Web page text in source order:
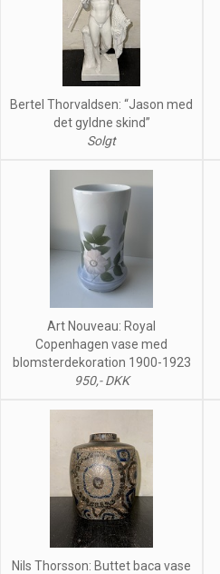
Bertel Thorvaldsen: “Jason med
det gyldne skind”
Solgt
Art Nouveau: Royal
Copenhagen vase med
blomsterdekoration 1900-1923
950,- DKK
Nils Thorsson: Buttet baca vase